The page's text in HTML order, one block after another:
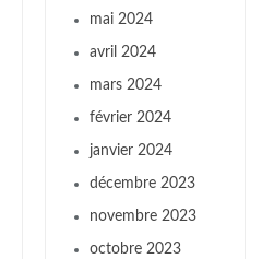
mai 2024
avril 2024
mars 2024
février 2024
janvier 2024
décembre 2023
novembre 2023
octobre 2023